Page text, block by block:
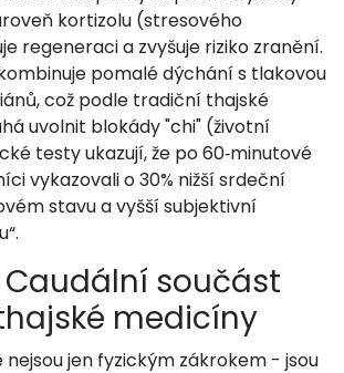
kortizolu (stresového
regeneraci a zvyšuje riziko zranění.
pomalé dýchání s tlakovou
což podle tradiční thajské
uvolnit blokády "chi" (životní
testy ukazují, že po 60‑minutové
vykazovali o 30% nižší srdeční
stavu a vyšší subjektivní
Caudální součást
medicíny
nejsou jen fyzickým zákrokem - jsou